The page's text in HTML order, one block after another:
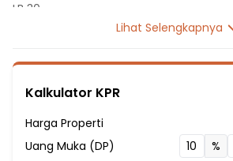
LB 30
Listrik 1300 VA
Fasilitas Sekitar Hunian:
2 Menit ke SDN Palasari 01
Lihat Selengkapnya
Kalkulator KPR
Harga Properti
Uang Muka (DP)
%